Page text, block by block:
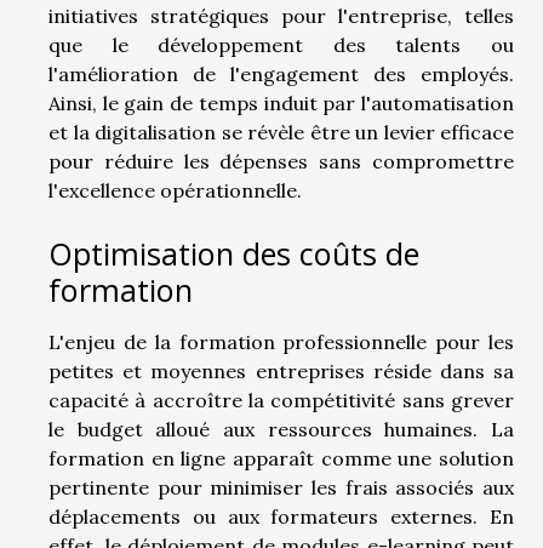
initiatives stratégiques pour l'entreprise, telles
que le développement des talents ou
l'amélioration de l'engagement des employés.
Ainsi, le gain de temps induit par l'automatisation
et la digitalisation se révèle être un levier efficace
pour réduire les dépenses sans compromettre
l'excellence opérationnelle.
Optimisation des coûts de
formation
L'enjeu de la formation professionnelle pour les
petites et moyennes entreprises réside dans sa
capacité à accroître la compétitivité sans grever
le budget alloué aux ressources humaines. La
formation en ligne apparaît comme une solution
pertinente pour minimiser les frais associés aux
déplacements ou aux formateurs externes. En